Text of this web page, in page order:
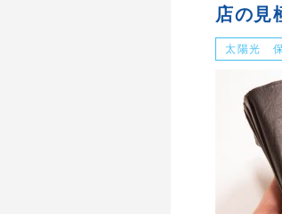
店の見
太陽光